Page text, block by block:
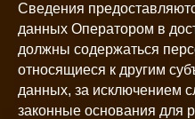
Сведения
данных Оператором в
должны содержаться
относящиеся к другим
данных, за исключением
законные основания для